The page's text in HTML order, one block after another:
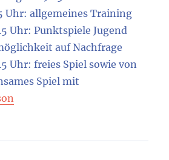
Uhr: allgemeines Training
Uhr: Punktspiele Jugend
auf Nachfrage
Uhr: freies Spiel sowie von
Spiel mit